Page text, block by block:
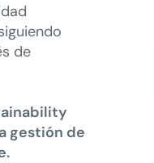
de
gestión de